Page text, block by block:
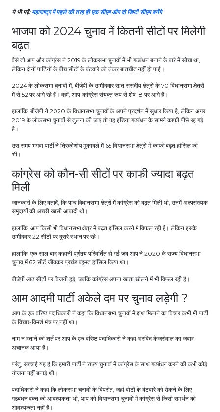
ये भी पढ़ें: महाराष्ट्र में पहले की तरह ही एक सीएम और दो डिप्टी सीएम बनेंगे
भाजपा को 2024 चुनाव में कितनी सीटों पर मिलेगी
बढ़त
वैसे तो आप और कांग्रेस ने 2019 के लोकसभा चुनावों में भी गठबंधन बनाने के बारे में सोचा था,
लेकिन दोनों पार्टियों के बीच सीटों के बंटवारे को लेकर बातचीत नहीं हो पाई।
2024 के लोकसभा चुनावों में, बीजेपी के उम्मीदवार सात संसदीय क्षेत्रों के 70 विधानसभा क्षेत्रों
में से 52 पर आगे रहे हैं। वहीं, आप-कांग्रेस संयुक्त रूप से शेष 18 पर आगे हैं।
हालांकि, बीजेपी ने 2020 के विधानसभा चुनावों के अपने प्रदर्शन में सुधार किया है, लेकिन अगर
2019 के लोकसभा चुनावों से तुलना की जाए तो यह इंडिया गठबंधन के सामने काफी पीछे रह गई
है।
उस समय भगवा पार्टी ने त्रिकोणीय मुकाबले में 65 विधानसभा क्षेत्रों में काफी बढ़त हांसिल की
थी।
कांग्रेस को कौन-सी सीटों पर काफी ज्यादा बढ़त
मिली
जानकारी के लिए बतादें, कि पांच विधानसभा क्षेत्रों में कांग्रेस को बढ़त मिली थी, उनमें अल्पसंख्यक
समुदायों की अच्छी खासी आबादी थी।
हालांकि, आप किसी भी विधानसभा क्षेत्र में बढ़त हांसिल करने में विफल रही है। लेकिन इसके
उम्मीदवार 22 सीटों पर दूसरे स्थान पर रहे।
हालांकि, एक साल बाद कहानी पूर्णतय परिवर्तित हो गई जब आप ने 2020 के राज्य विधानसभा
चुनाव में 62 सीटें जीतकर प्रचंड बहुमत हांसिल किया था।
बीजेपी आठ सीटों पर विजयी हुई, जबकि कांग्रेस अपना खाता खोलने में भी विफल रही है।
आम आदमी पार्टी अकेले दम पर चुनाव लड़ेगी ?
आप के एक वरिष्ठ पदाधिकारी ने कहा कि विधानसभा चुनावों में हाथ मिलाने का विचार कभी भी पार्टी
के विचार-विमर्श मंच पर नहीं था।
नाम न बताने की शर्त पर आप के एक वरिष्ठ पदाधिकारी ने कहा अरविंद केजरीवाल का जवाब
अचानक आया है।
परंतु, सच्चाई यह है कि हमारी पार्टी ने राज्य चुनावों में कांग्रेस के साथ गठबंधन करने की कभी कोई
योजना नहीं बनाई थी।
पदाधिकारी ने कहा कि लोकसभा चुनावों के विपरीत, जहां वोटों के बंटवारे को रोकने के लिए
गठबंधन वक्त की आवश्यकता थी, आप को विधानसभा चुनावों में कांग्रेस से किसी समर्थन की
आवश्यकता नहीं है।